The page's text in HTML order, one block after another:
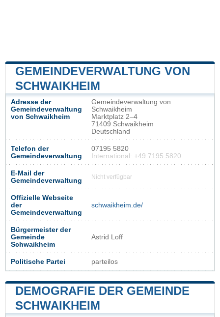
GEMEINDEVERWALTUNG VON
SCHWAIKHEIM
Adresse der
Gemeindeverwaltung
von Schwaikheim
Gemeindeverwaltung von
Schwaikheim
Marktplatz 2–4
71409 Schwaikheim
Deutschland
Telefon der
Gemeindeverwaltung
07195 5820
International: +49 7195 5820
E-Mail der
Gemeindeverwaltung
Nicht verfügbar
Offizielle Webseite
der
Gemeindeverwaltung
schwaikheim.de/
Bürgermeister der
Gemeinde
Schwaikheim
Astrid Loff
Politische Partei parteilos
DEMOGRAFIE DER GEMEINDE
SCHWAIKHEIM